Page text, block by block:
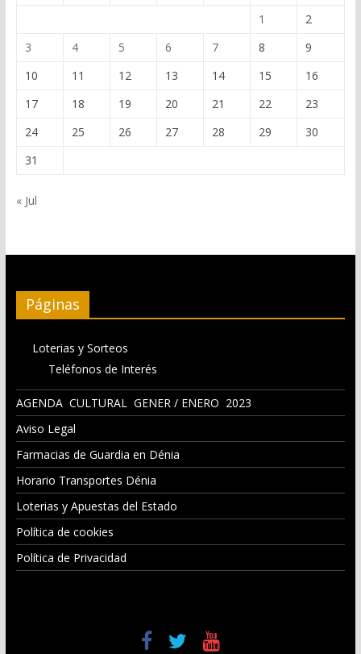
1
2
3
4 5 6 7 8
9
10
11 12 13 14 15
16
17
18 19 20 21 22
23
24
25 26 27 28 29
30
31
« Jul
Páginas
Loterias y Sorteos
Teléfonos de Interés
AGENDA CULTURAL GENER / ENERO 2023
Aviso Legal
Farmacias de Guardia en Dénia
Horario Transportes Dénia
Loterias y Apuestas del Estado
Política de cookies
Política de Privacidad